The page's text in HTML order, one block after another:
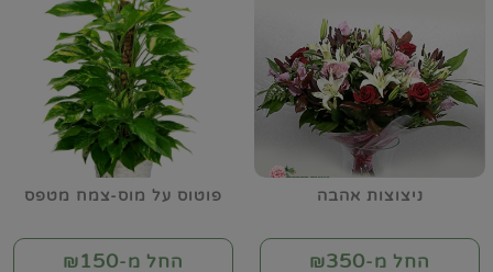
ניצוצות אהבה
החל מ-₪350
פוטוס על מוס-צמח מטפס
החל מ-₪150